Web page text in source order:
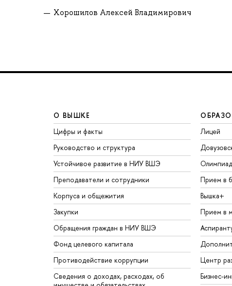
Хорошилов Алексей Владимирович
О ВЫШКЕ
Цифры и факты
Руководство и структура
Устойчивое развитие в НИУ ВШЭ
Преподаватели и сотрудники
Корпуса и общежития
Закупки
Обращения граждан в НИУ ВШЭ
Фонд целевого капитала
Противодействие коррупции
Сведения о доходах, расходах, об
Лицей
Прием в
Вышка+
Прием в
Центр
Бизнес-